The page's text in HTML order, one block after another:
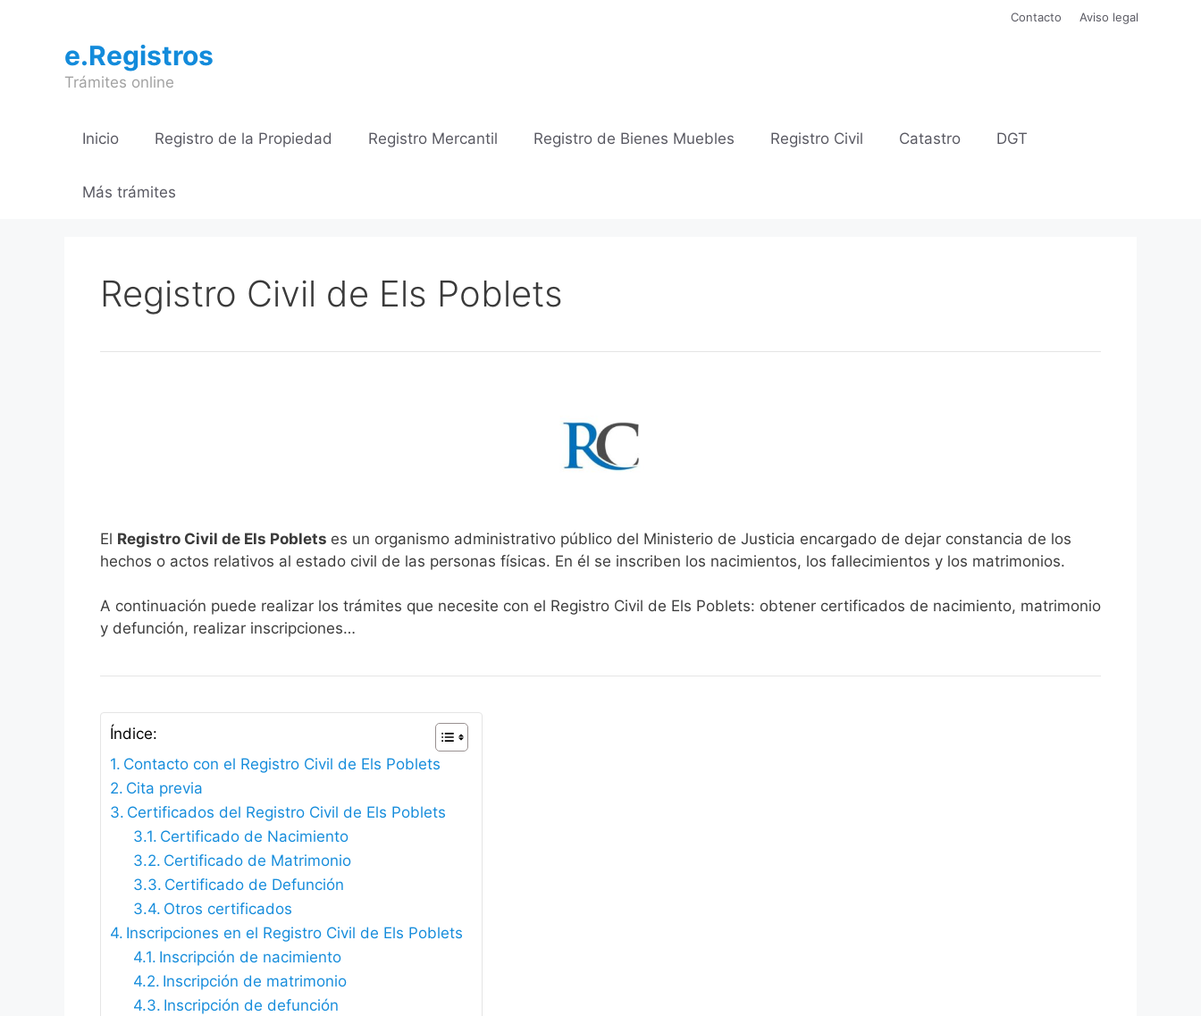
contenido
Contacto Aviso legal
e.Registros
Trámites online
Inicio Registro de la Propiedad Registro Mercantil Registro de Bienes Muebles Registro Civil Catastro DGT
Más trámites
Registro Civil de Els Poblets
El Registro Civil de Els Poblets es un organismo administrativo público del Ministerio de Justicia encargado de dejar constancia de los
hechos o actos relativos al estado civil de las personas físicas. En él se inscriben los nacimientos, los fallecimientos y los matrimonios.
A continuación puede realizar los trámites que necesite con el Registro Civil de Els Poblets: obtener certificados de nacimiento, matrimonio
y defunción, realizar inscripciones…
Índice:
Contacto con el Registro Civil de Els Poblets
Cita previa
Certificados del Registro Civil de Els Poblets
Certificado de Nacimiento
Certificado de Matrimonio
Certificado de Defunción
Otros certificados
Inscripciones en el Registro Civil de Els Poblets
Inscripción de nacimiento
Inscripción de matrimonio
Inscripción de defunción